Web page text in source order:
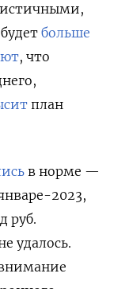
больше
, что
план
в норме —
2023,
руб.
удалось.